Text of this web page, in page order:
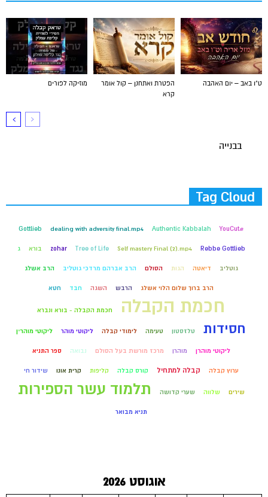
מוזיקה לפורים
הפטרת ואתחנן – קול אומר
קרא
ט"ו באב – יום האהבה
בבנייה
Tag Cloud
#YouCut
Authentic Kabbalah
dealing with adversity final.mp4
Gottlieb
Rebbe Gottlieb
Self mastery Final (2).mp4
Tree of Life
zohar בורא ג
גוטליב דיאטה הגות הסולם הרב אברהם מרדכי גוטליב הרב אשלג
הרב ברוך שלום הלוי אשלג הרבש השגה חבד חטא
חכמת הקבלה חכמת הקבלה - בורא ונברא
חסידות טלזסטון טעימה לימודי קבלה ליקוטי מוהר ליקוטי מוהר״ן
ליקוטי מוהרן מוהרן מרכז מורשת בעל הסולם נבואה ספר התניא
ערוץ קבלה קבלה למתחיל קורס קבלה קליפות קרית אונו שידור חי
שירים שלווה שערי קדושה תלמוד עשר הספירות
תניא מבואר
אוגוסט 2026